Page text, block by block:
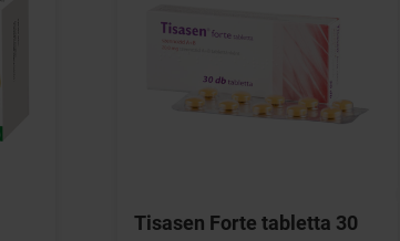
Tisasen Forte tabletta 30